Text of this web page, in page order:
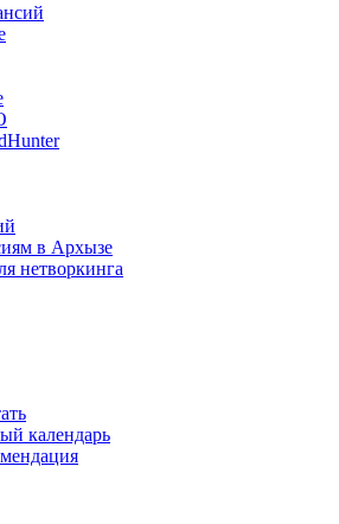
в Архызе
нетворкинга
календарь